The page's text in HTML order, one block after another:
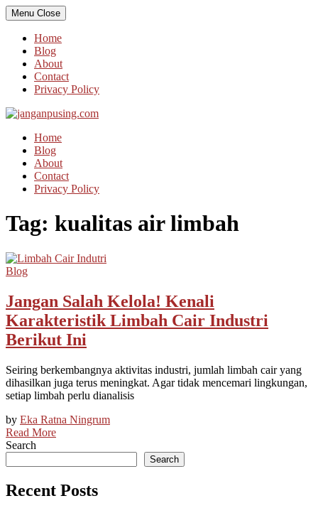
Skip
to
content
Menu Close
Home
Blog
About
Contact
Privacy Policy
Home
Blog
About
Contact
Privacy Policy
Tag: kualitas air limbah
Blog
Jangan Salah Kelola! Kenali
Karakteristik Limbah Cair Industri
Berikut Ini
Seiring berkembangnya aktivitas industri, jumlah limbah cair yang
dihasilkan juga terus meningkat. Agar tidak mencemari lingkungan,
setiap limbah perlu dianalisis
by Eka Ratna Ningrum
Read More
Search
Search
Recent Posts